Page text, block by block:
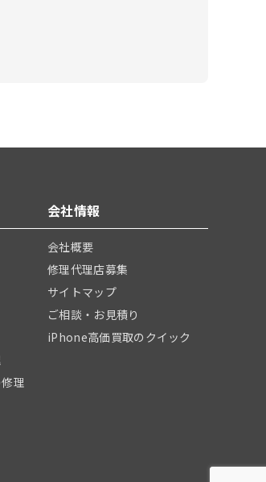
理
会社情報
会社概要
修理代理店募集
サイトマップ
ご相談・お見積り
iPhone高価買取のクイック